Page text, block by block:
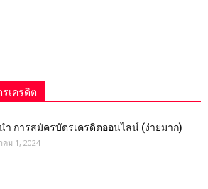
เครดิต
ำ การสมัครบัตรเครดิตออนไลน์ (ง่ายมาก)
คม 1, 2024